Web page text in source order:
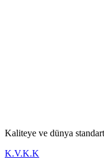
Kaliteye ve dünya
K.V.K.K